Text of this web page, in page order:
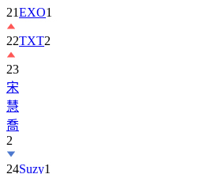
21EXO1
22TXT2
23
宋
慧
喬
2
24Suzy1